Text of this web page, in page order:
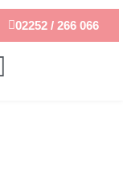
02252 / 266 066